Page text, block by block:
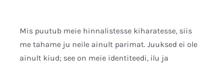
Mis puutub meie hinnalistesse kiharatesse, siis
me tahame ju neile ainult parimat. Juuksed ei ole
ainult kiud; see on meie identiteedi, ilu ja